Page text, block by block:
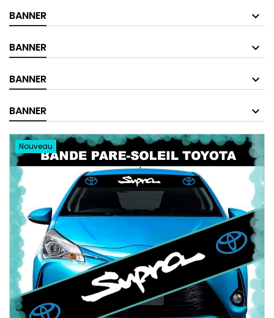
BANNER
BANNER
BANNER
BANNER
Nouveau